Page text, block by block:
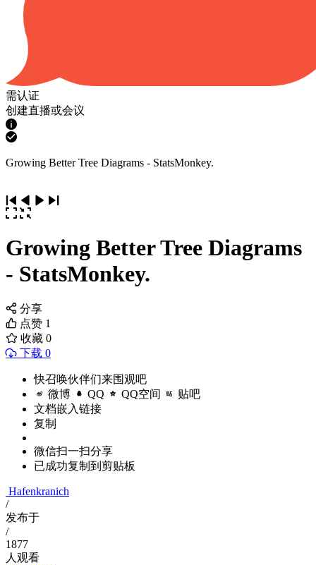
需认证
创建直播或会议
Growing Better Tree Diagrams - StatsMonkey.
Growing Better Tree Diagrams
- StatsMonkey.
分享
点赞 1
收藏 0
下载 0
快召唤伙伴们来围观吧
微博 QQ QQ空间 贴吧
文档嵌入链接
复制
微信扫一扫分享
已成功复制到剪贴板
Hafenkranich
/
发布于
/
1877
人观看